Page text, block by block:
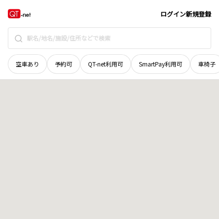
ログイン新規登録
空車あり 予約可 QT-net利用可 SmartPay利用可 車椅子
群馬県